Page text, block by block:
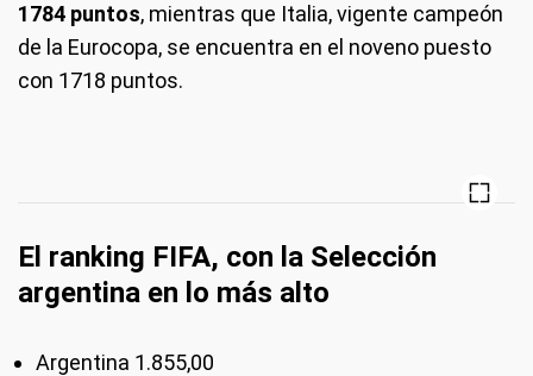
1784 puntos, mientras que Italia, vigente campeón
de la Eurocopa, se encuentra en el noveno puesto
con 1718 puntos.
El ranking FIFA, con la Selección
argentina en lo más alto
Argentina 1.855,00